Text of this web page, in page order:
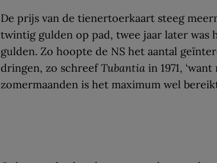
De prijs van de tienertoerkaart steeg
twintig gulden op pad, twee jaar later was
gulden. Zo hoopte de NS het aantal
dringen, zo schreefTubantia in 1971,
zomermaanden is het maximum wel